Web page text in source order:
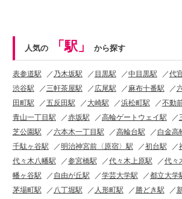
人気の 「駅」 から探す
表参道駅 乃木坂駅 目黒駅 中目黒駅 代
渋谷駅
三軒茶屋駅 広尾駅 麻布十番駅
田町駅
五反田駅 大崎駅 浜松町駅
不動
青山一丁目駅
赤坂駅 高輪ゲートウェイ駅
芝公園駅
六本木一丁目駅 高輪台駅 白金高
千駄ヶ谷駅
明治神宮前〈原宿〉駅 初台駅
代々木八幡駅
参宮橋駅 代々木上原駅
代々
幡ヶ谷駅
自由が丘駅 学芸大学駅 都立大学
茅場町駅
八丁堀駅 人形町駅 勝どき駅